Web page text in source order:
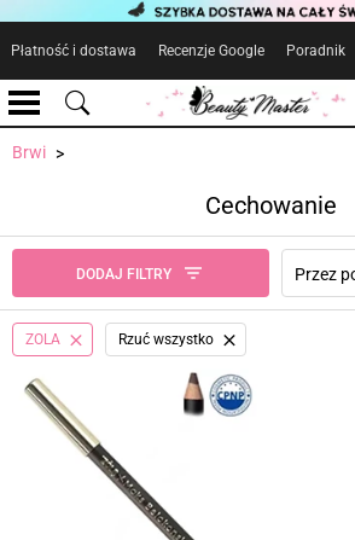
Płatność i dostawa Recenzje Google Poradnik
Brwi
Cechowanie
DODAJ FILTRY Przez
ZOLA Rzuć wszystko